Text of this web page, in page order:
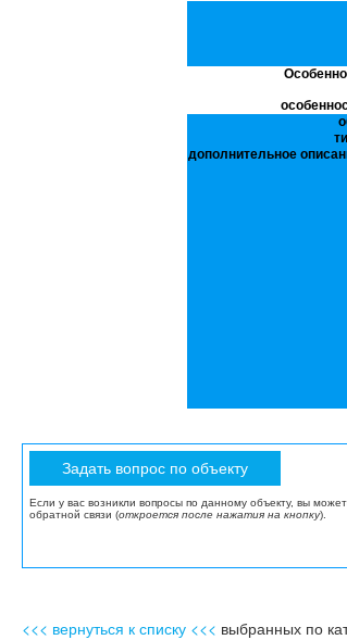
дополнительное
Если у вас возникли вопросы по данному объекту, вы
обратной связи (откроется после нажатия на кнопку).
<<< вернуться к списку <<< выбранных по